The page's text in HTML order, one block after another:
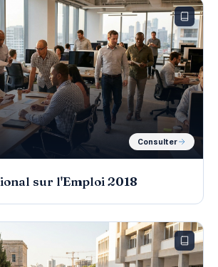
Consulter
sur l'Emploi 2018